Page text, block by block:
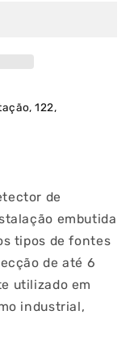
122,
de
embutida
tipos de fontes
de até 6
utilizado em
industrial,